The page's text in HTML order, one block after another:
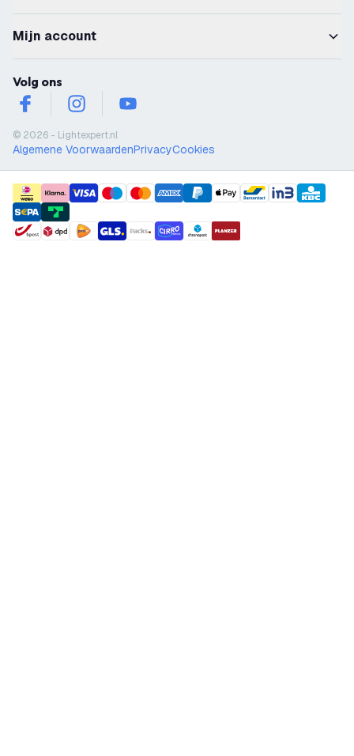
Mijn account
Volg ons
facebookinstagramyoutube
© 2026 - Lightexpert.nl
Algemene VoorwaardenPrivacyCookies
payment methods
shipment methods